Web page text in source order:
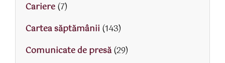
Cariere(7)
Cartea săptămânii (143)
Comunicate de presă(29)